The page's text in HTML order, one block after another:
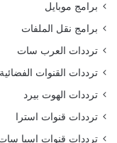
برامج موبايل
برامج نقل الملفات
ترددات العرب سات
ترددات القنوات الفضائية
ترددات الهوت بيرد
ترددات قنوات استرا
ترددات قنوات اسيا